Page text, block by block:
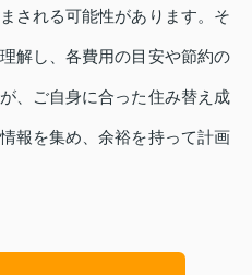
される可能性があります。そ
解し、各費用の目安や節約の
、ご自身に合った住み替え成
報を集め、余裕を持って計画